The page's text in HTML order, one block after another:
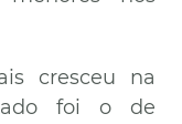
cresceu na
foi o de